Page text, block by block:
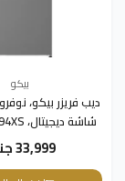
بيكو
سيلفر33,999 جنيه